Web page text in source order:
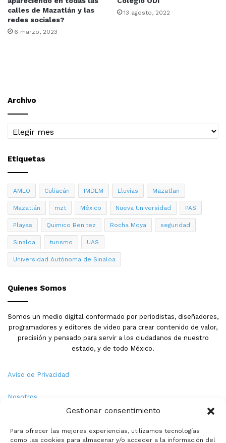
Gestionar consentimiento
Para ofrecer las mejores experiencias, utilizamos tecnologías
como las cookies para almacenar y/o acceder a la información del
calles de Mazatlán y las
redes sociales?
6 marzo, 2023
13 agosto, 2022
Archivo
Archivo
Etiquetas
AMLO Culiacán IMDEM Lluvias Mazatlan
Mazatlán mzt México Nueva Universidad PAS
Playas Quimico Benitez Rocha Moya seguridad
Sinaloa turismo UAS
Universidad Autónoma de Sinaloa
Quienes Somos
Somos un medio digital conformado por periodistas, diseñadores,
programadores y editores de video para crear contenido de valor,
precisión y pensado para servir a los ciudadanos de nuestro
estado, y de todo México.
Aviso de Privacidad
Nosotros
Política de Cookies